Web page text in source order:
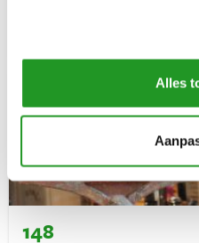
Alles
148
+31 6